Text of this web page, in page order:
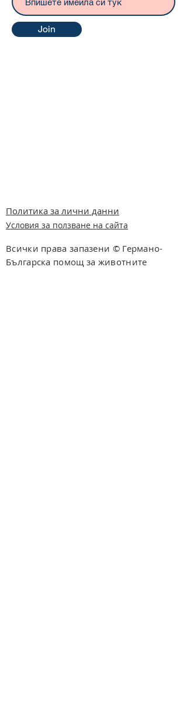
Join
Политика за лични данни
Условия за ползване на сайта
Всички права запазени © Германо-
Българска помощ за животните